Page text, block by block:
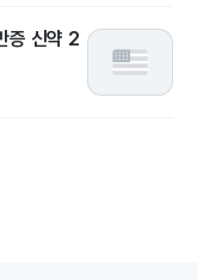
증 신약 2